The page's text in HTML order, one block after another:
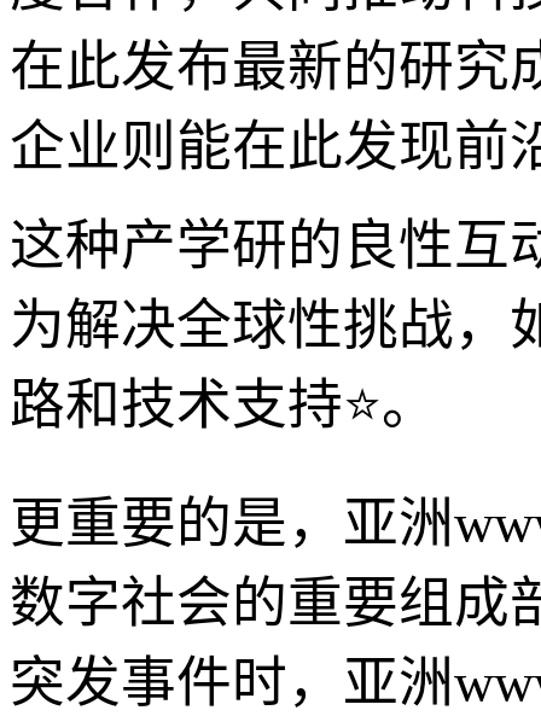
在此发布最新的研究
企业则能在此发现前
这种产学研的良性互
为解决全球性挑战，
路和技术支持⭐。
更重要的是，亚洲
数字社会的重要组成
突发事件时，亚洲